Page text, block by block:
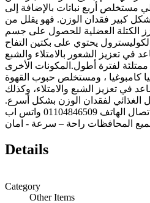
مستخلص أربع نباتات بالإضافة إلى
كبير فقدان الوزن. فهو يقلل من
الكتلة العضلية للحصول على جسم
يحتوي على بكتين التفاح
في تعزيز الشعور بالامتلاء والشبع
لفترة أطول.المكونات الأخرى
كامبوغيا ، ومستخلص حبوب القهوة
في تعزيز الشبع والامتلاء، وكذلك
الغذائي لفقدان الوزن بشكل أسرع.
--------------------- للحجز والاتصال الهاتف 01104846509 واتس اب
Details
Category
Other Items